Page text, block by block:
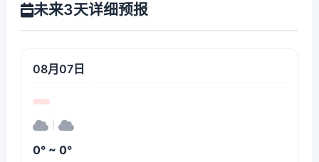
未来3天详细预报
08月07日
0° ~ 0°